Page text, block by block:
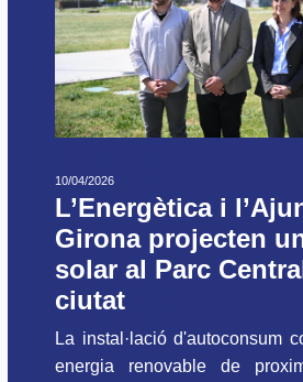
10/04/2026
L’Energètica i
Girona projecten
solar al Parc
ciutat
La instal·lació d'autoconsum
energia renovable de